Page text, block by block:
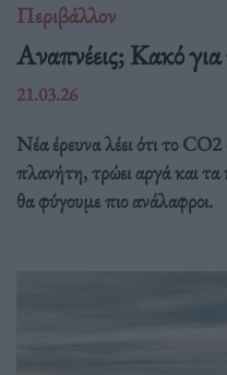
Περιβάλλον
Αναπνέεις; Κακό
21.03.26
Νέα έρευνα λέει ότι το
πλανήτη, τρώει αργά και
θα φύγουμε πιο ανάλαφροι.